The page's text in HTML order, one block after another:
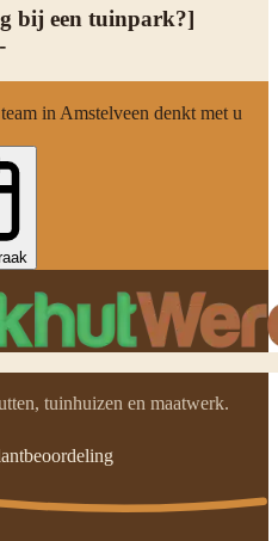
bij een tuinpark?]
in Amstelveen denkt met u
tuinhuizen en maatwerk.